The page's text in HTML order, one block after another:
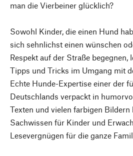
man die Vierbeiner glücklich?
Sowohl Kinder, die einen Hund
sich sehnlichst einen wünschen
Respekt auf der Straße begegnen,
Tipps und Tricks im Umgang mit
Echte Hunde-Expertise einer der
Deutschlands verpackt in
Texten und vielen farbigen Bildern
Sachwissen für Kinder und
Lesevergnügen für die ganze